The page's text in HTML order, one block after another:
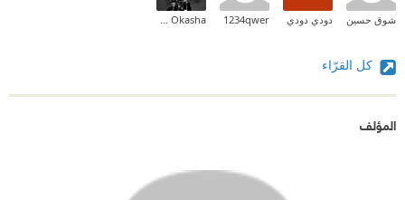
شوق حسين دودي دودي 1234qwer
Wesam Okasha
كل القرّاء
المؤلف